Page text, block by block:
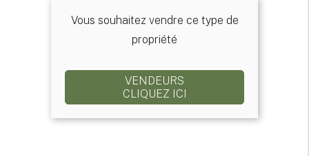
Vous souhaitez vendre ce type de
propriété
VENDEURS
CLIQUEZ ICI